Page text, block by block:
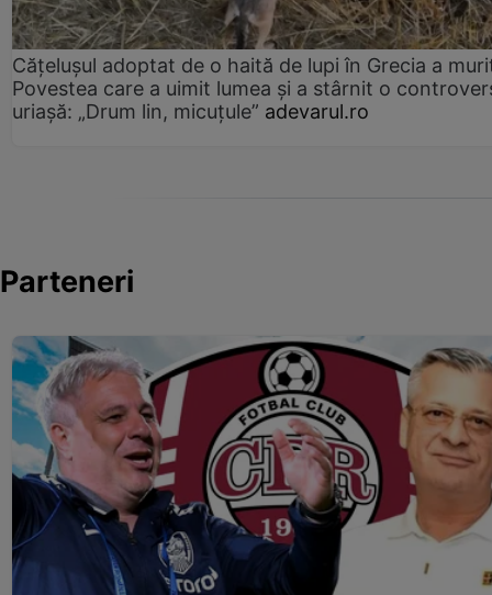
Cățelușul adoptat de o haită de lupi în Grecia a
Povestea care a uimit lumea și a stârnit o
uriașă: „Drum lin, micuțule” adevarul.ro
Parteneri